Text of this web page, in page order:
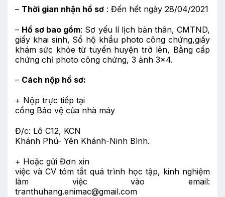
– Thời gian nhận hồ sơ : Đến hết ngày 28/04/2021
– Hồ sơ bao gồm: Sơ yếu lí lịch bản thân, CMTND,
giấy khai sinh, Sổ hộ khẩu photo công chứng,giấy
khám sức khỏe từ tuyến huyện trở lên, Bằng cấp
chứng chỉ photo công chứng, 3 ảnh 3×4.
– Cách nộp hồ sơ:
+ Nộp trực tiếp tại
cổng Bảo vệ của nhà máy
Đ/c: Lô C12, KCN
Khánh Phú- Yên Khánh-Ninh Bình.
+ Hoặc gửi Đơn xin
việc và CV tóm tắt quá trình học tập, kinh nghiệm
làm việc vào email:
tranthuhang.enimac@gmail.com